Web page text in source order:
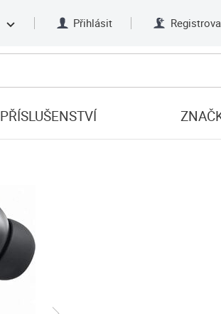
Přihlásit
PŘÍSLUŠENSTVÍ